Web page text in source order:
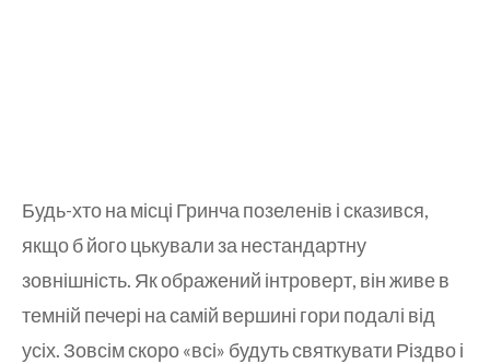
Будь-хто на місці Гринча позеленів і сказився,
якщо б його цькували за нестандартну
зовнішність. Як ображений інтроверт, він живе в
темній печері на самій вершині гори подалі від
усіх. Зовсім скоро «всі» будуть святкувати Різдво і